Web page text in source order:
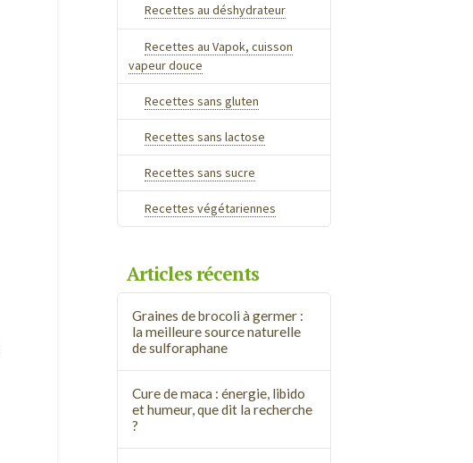
Recettes au déshydrateur
Recettes au Vapok, cuisson
vapeur douce
Recettes sans gluten
Recettes sans lactose
Recettes sans sucre
Recettes végétariennes
Articles récents
Graines de brocoli à germer :
la meilleure source naturelle
de sulforaphane
Cure de maca : énergie, libido
et humeur, que dit la recherche
?